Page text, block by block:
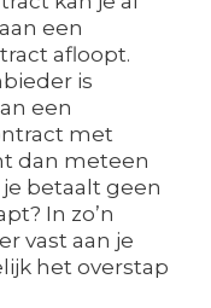
een
afloopt.
is
een
met
dan meteen
betaalt geen
In zo’n
vast aan je
het overstap